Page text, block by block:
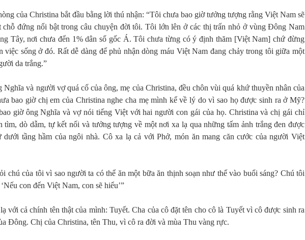
của Christina bắt đầu bằng lời thú nhận: “Tôi chưa bao giờ tưởng tượng rằng Việt Nam sẽ
chỗ đứng nổi bật trong câu chuyện đời tôi. Tôi lớn lên ở các thị trấn nhỏ ở vùng Đông Nam
Tây, nơi chưa đến 1% dân số gốc Á. Tôi chưa từng có ý định thăm [Việt Nam] chứ đừng
việc sống ở đó. Rất dễ dàng để phủ nhận dòng máu Việt Nam đang chảy trong tôi giữa một
da trắng.”
Nghĩa và người vợ quá cố của ông, mẹ của Christina, đều chôn vùi quá khứ thuyền nhân của
bao giờ chị em của Christina nghe cha mẹ mình kể về lý do vì sao họ được sinh ra ở Mỹ?
giờ ông Nghĩa và vợ nói tiếng Việt với hai người con gái của họ. Christina và chị gái chỉ
tìm, dò dẫm, tự kết nối và tưởng tượng về một nơi xa lạ qua những tấm ảnh trắng đen được
dưới tầng hầm của ngôi nhà. Cô xa lạ cả với Phở, món ăn mang căn cước của người Việt
chú của tôi vì sao người ta có thể ăn một bữa ăn thịnh soạn như thế vào buổi sáng? Chú tôi
con đến Việt Nam, con sẽ hiểu’”
với cả chính tên thật của mình: Tuyết. Cha của cô đặt tên cho cô là Tuyết vì cô được sinh ra
Đông. Chị của Christina, tên Thu, vì cô ra đời và mùa Thu vàng rực.